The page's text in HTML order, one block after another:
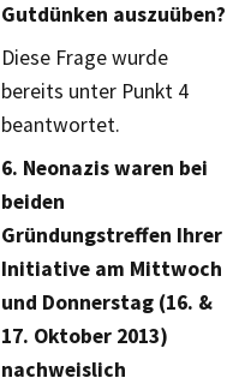
Gutdünken auszuüben?
Diese Frage wurde
bereits unter Punkt 4
beantwortet.
6. Neonazis waren bei
beiden
Gründungstreffen Ihrer
Initiative am Mittwoch
und Donnerstag (16. &
17. Oktober 2013)
nachweislich